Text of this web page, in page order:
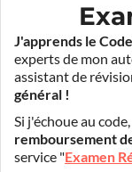
J'apprends le
experts de mon
assistant de
général !
Si j'échoue au
remboursement
service "Examen